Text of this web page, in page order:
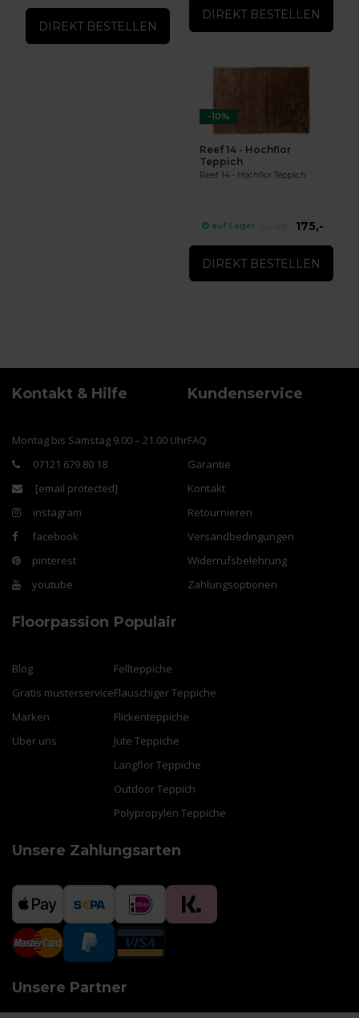
DIREKT BESTELLEN
DIREKT BESTELLEN
-10%
Reef 14 - Hochflor
Teppich
Reef 14 - Hochflor Teppich
auf Lager 175,-
DIREKT BESTELLEN
Kontakt & Hilfe
Montag bis Samstag 9.00 – 21.00 Uhr
07121 679 80 18
[email protected]
instagram
facebook
pinterest
youtube
Kundenservice
FAQ
Garantie
Kontakt
Retournieren
Versandbedingungen
Widerrufsbelehrung
Zahlungsoptionen
Floorpassion
Blog
Gratis musterservice
Marken
Über uns
Populair
Fellteppiche
Flauschiger Teppiche
Flickenteppiche
Jute Teppiche
Langflor Teppiche
Outdoor Teppich
Polypropylen Teppiche
Unsere Zahlungsarten
Unsere Partner